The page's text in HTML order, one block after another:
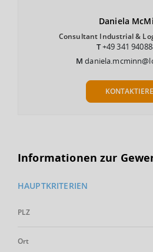
Daniela
Consultant Industrial &
T+49 341
M
Informationen zur
HAUPTKRITERIEN
PLZ
Ort